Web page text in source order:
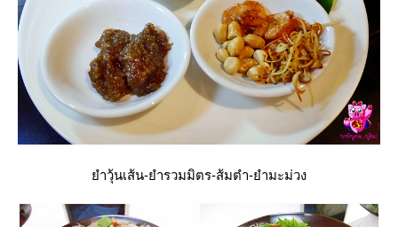
ำวุ้นเส้น-ยำรวมมิตร-ส้มตำ-ยำมะม่วง